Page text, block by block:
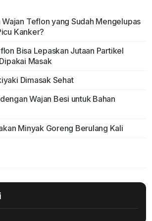
Teflon yang Sudah Mengelupas
Kanker?
Bisa Lepaskan Jutaan Partikel
Masak
Dimasak Sehat
Wajan Besi untuk Bahan
Minyak Goreng Berulang Kali